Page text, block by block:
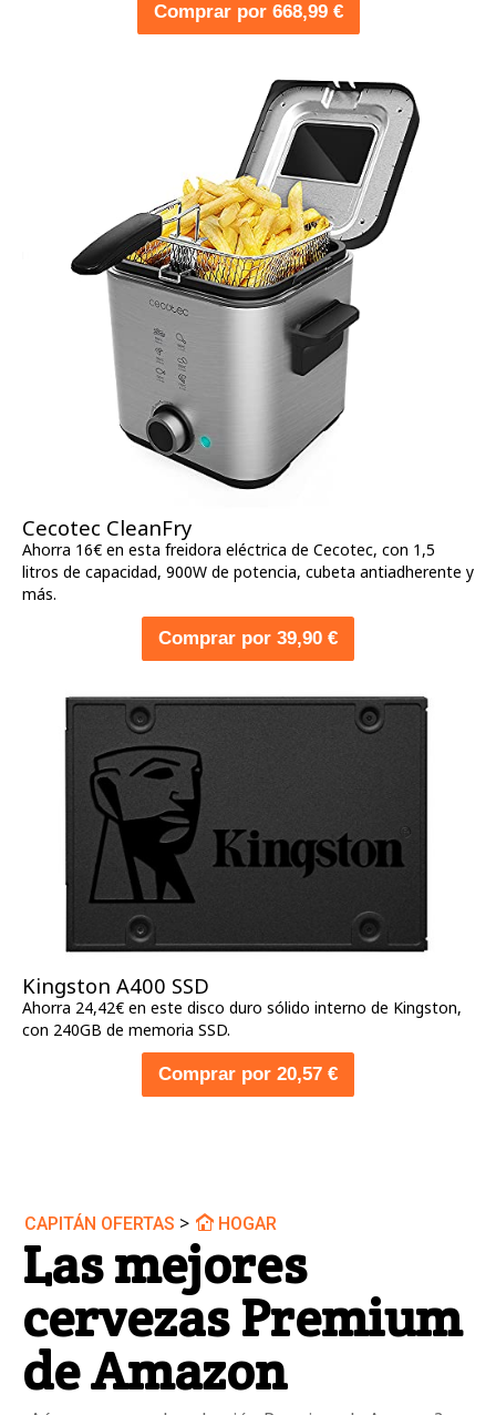
Comprar por 668,99 €
Cecotec CleanFry
Ahorra 16€ en esta freidora eléctrica de Cecotec, con 1,5
litros de capacidad, 900W de potencia, cubeta antiadherente y
más.
Comprar por 39,90 €
Kingston A400 SSD
Ahorra 24,42€ en este disco duro sólido interno de Kingston,
con 240GB de memoria SSD.
Comprar por 20,57 €
CAPITÁN OFERTAS > HOGAR
Las mejores
cervezas Premium
de Amazon